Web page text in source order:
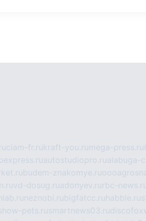
ciam-fr.rukraft-you.ru mega-press.ru
autostudiopro.rualabuga-
budem-znakomye.ru
vd-dosug.ruadonyev.ru rbc-
neznobi.rubigfatcc.ru habble.ru
pets.rusmartnews03.ru